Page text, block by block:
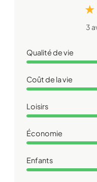
★
3
Qualité de vie
Coût de la vie
Loisirs
Économie
Enfants